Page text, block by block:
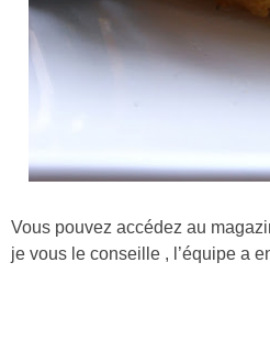
Vous pouvez accédez au
je vous le conseille , l’équipe a